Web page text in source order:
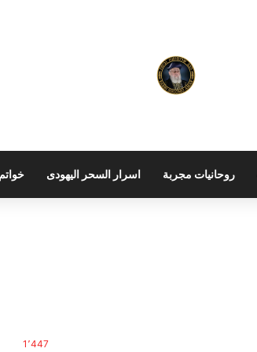
روحانيات مجربة اسرار السحر اليهودى
1٬447